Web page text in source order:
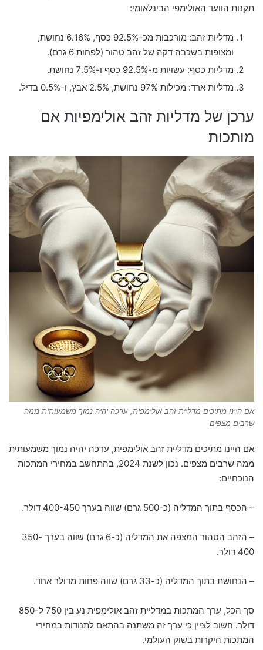
תקנות הוועד האולימפי הבינלאומי:
מדליות זהב: מורכבות מכ-92.5% כסף, 6.16% נחושת,
ומצופות בשכבה דקה של זהב טהור (לפחות 6 גרם).
מדליות כסף: עשויות מ-92.5% כסף ו-7.5% נחושת.
מדליות ארד: מכילות 97% נחושת, 2.5% אבץ, ו-0.5% בדיל.
ערכן של מדליות זהב אולימפיות אם
מותכות
אם היינו מתיכים מדליית זהב אולימפית, ערכה יהיה נמוך משמעותית ממה
שרבים מצפים
אם היינו מתיכים מדליית זהב אולימפית, ערכה יהיה נמוך משמעותית
ממה שרבים מצפים. נכון לשנת 2024, בהתחשב במחירי המתכות
הנוכחיים:
– הכסף בתוך המדליה (כ-500 גרם) שווה בערך 400-450 דולר.
– הזהב הטהור המצפה את המדליה (כ-6 גרם) שווה בערך 350-
400 דולר.
– הנחושת בתוך המדליה (כ-33 גרם) שווה פחות מדולר אחד.
סך הכל, ערך המתכות במדליית זהב אולימפית נע בין 750 ל-850
דולר. חשוב לציין כי ערך זה משתנה בהתאם לתנודות במחירי
המתכות היקרות בשוק העולמי.